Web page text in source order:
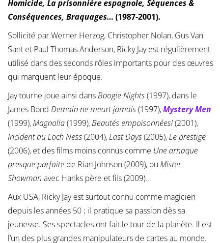
Homicide, La prisonnière espagnole, Séquences &
Conséquences, Braquages… (1987-2001).
Sollicité par Werner Herzog, Christopher Nolan, Gus Van
Sant et Paul Thomas Anderson, Ricky Jay est régulièrement
utilisé dans des seconds rôles importants pour des œuvres
qui marquent leur époque.
Jay tourne joue ainsi dansBoogie Nights(1997), dans le
James Bond Demain ne meurt jamais(1997),Mystery Men
(1999),Magnolia(1999),Beautés empoisonnées!(2001),
Incident au Loch Ness(2004),Last Days(2005),Le prestige
(2006), et des films moins connus comme Une arnaque
presque parfaitede Rian Johnson (2009), ou Mister
Showman avec Hanks père et fils (2009)…
Aux USA, Ricky Jay est surtout connu comme magicien
depuis les années 50 ; il pratique sa passion dès sa
jeunesse. Ses spectacles ont fait le tour de la planète. Il est
l’un des plus grandes manipulateurs de cartes au monde.